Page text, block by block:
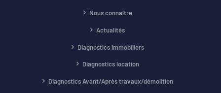
Nous connaître
Actualités
Diagnostics immobiliers
Diagnostics location
Diagnostics Avant/Après travaux/démolition